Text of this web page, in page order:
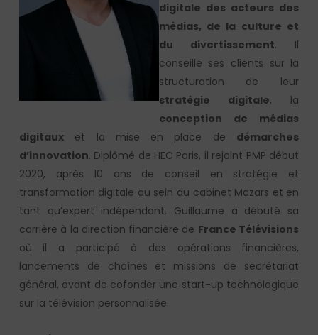
digitale des acteurs des
médias, de la culture et
du divertissement. Il
conseille ses clients sur la
structuration de leur
stratégie digitale, la
conception de médias
digitauxet la mise en place de démarches
d’innovation. Diplômé de HEC Paris, il rejoint PMP début
2020, après 10 ans de conseil en stratégie et
transformation digitale au sein du cabinet Mazars et en
tant qu’expert indépendant. Guillaume a débuté sa
carrière à la direction financière de France Télévisions
où il a participé à des opérations financières,
lancements de chaînes et missions de secrétariat
général, avant de cofonder une start-up technologique
sur la télévision personnalisée.